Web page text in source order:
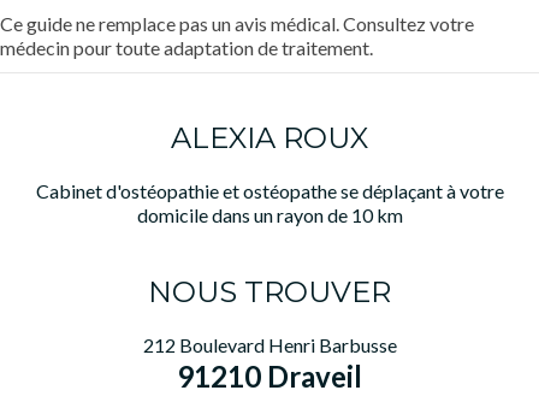
Ce guide ne remplace pas un avis médical. Consultez votre
médecin pour toute adaptation de traitement.
ALEXIA ROUX
Cabinet d'ostéopathie et ostéopathe se déplaçant à votre
domicile dans un rayon de 10 km
NOUS TROUVER
212 Boulevard Henri Barbusse
91210 Draveil